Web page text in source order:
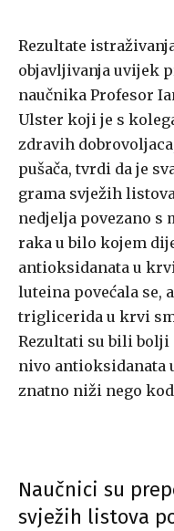
Rezultate
objavljivanja uvijek
naučnika Profesor
Ulster koji je s
zdravih
pušača, tvrdi da je
grama svježih
nedjelja povezano s
raka u bilo kojem
antioksidanata u
luteina povećala se,
triglicerida u krvi
Rezultati su bili bolji
nivo antioksidanata
znatno niži nego
Naučnici su
svježih listova